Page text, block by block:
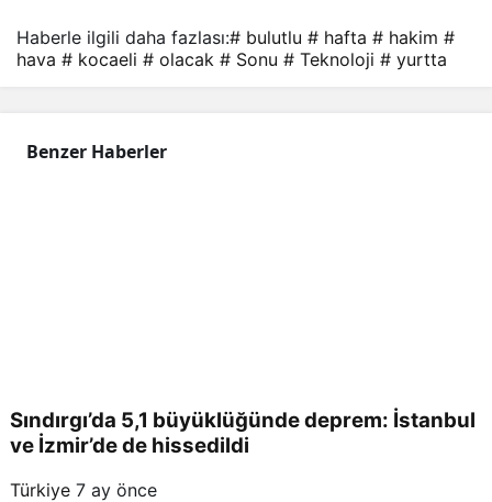
Haberle ilgili daha fazlası:# bulutlu # hafta # hakim #
hava # kocaeli # olacak # Sonu # Teknoloji # yurtta
Benzer Haberler
Sındırgı’da 5,1 büyüklüğünde deprem: İstanbul
ve İzmir’de de hissedildi
Türkiye 7 ay önce